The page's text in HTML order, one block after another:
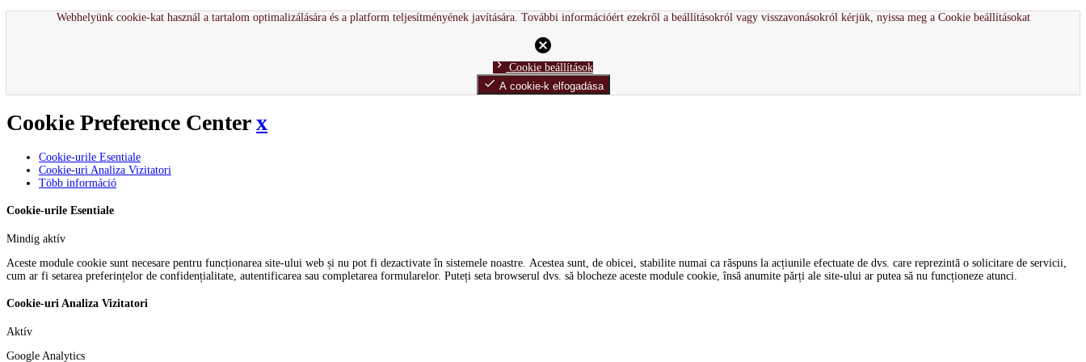
Webhelyünk cookie-kat használ a tartalom optimalizálására és a platform teljesítményének javítására. További információért ezekről a beállításokról vagy visszavonásokról kérjük, nyissa meg a Cookie beállításokat
cancel
chevron_right Cookie beállítások
done A cookie-k elfogadása
Cookie Preference Centerx
Cookie-urile Esentiale
Cookie-uri Analiza Vizitatori
Több információ
Cookie-urile Esentiale
Mindig aktív
Aceste module cookie sunt necesare pentru funcționarea site-ului web și nu pot fi dezactivate în sistemele noastre. Acestea sunt, de obicei, stabilite numai ca răspuns la acțiunile efectuate de dvs. care reprezintă o solicitare de servicii,
cum ar fi setarea preferințelor de confidențialitate, autentificarea sau completarea formularelor. Puteți seta browserul dvs. să blocheze aceste module cookie, însă anumite părți ale site-ului ar putea să nu funcționeze atunci.
Cookie-uri Analiza Vizitatori
Aktív
Google Analytics